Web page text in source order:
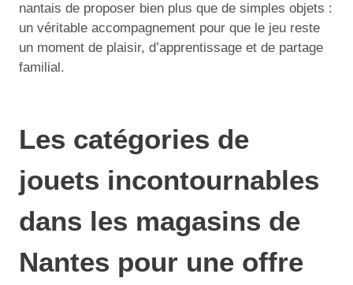
nantais de proposer bien plus que de simples objets :
un véritable accompagnement pour que le jeu reste
un moment de plaisir, d’apprentissage et de partage
familial.
Les catégories de
jouets incontournables
dans les magasins de
Nantes pour une offre